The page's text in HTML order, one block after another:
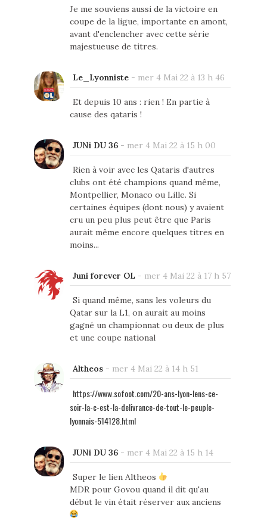
Je me souviens aussi de la victoire en
coupe de la ligue, importante en amont,
avant d'enclencher avec cette série
majestueuse de titres.
Le_Lyonniste- mer 4 Mai 22 à 13 h 46
Et depuis 10 ans : rien ! En partie à
cause des qataris !
JUNi DU 36- mer 4 Mai 22 à 15 h 00
Rien à voir avec les Qataris d'autres
clubs ont été champions quand même,
Montpellier, Monaco ou Lille. Si
certaines équipes (dont nous) y avaient
cru un peu plus peut être que Paris
aurait même encore quelques titres en
moins...
Juni forever OL - mer 4 Mai 22 à 17 h 57
Si quand même, sans les voleurs du
Qatar sur la L1, on aurait au moins
gagné un championnat ou deux de plus
et une coupe national
Altheos- mer 4 Mai 22 à 14 h 51
https://www.sofoot.com/20-ans-lyon-lens-ce-
soir-la-c-est-la-delivrance-de-tout-le-peuple-
lyonnais-514128.html
JUNi DU 36- mer 4 Mai 22 à 15 h 14
Super le lien Altheos
MDR pour Govou quand il dit qu'au
début le vin était réserver aux anciens